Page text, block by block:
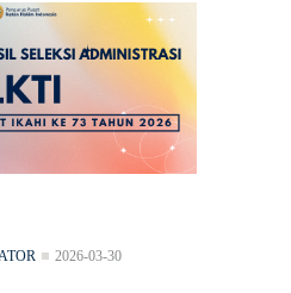
2026-03-30